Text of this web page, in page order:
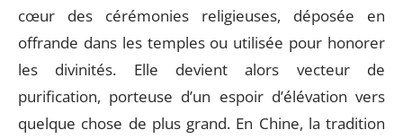
cœur des cérémonies religieuses, déposée en
offrande dans les temples ou utilisée pour honorer
les divinités. Elle devient alors vecteur de
purification, porteuse d’un espoir d’élévation vers
quelque chose de plus grand. En Chine, la tradition